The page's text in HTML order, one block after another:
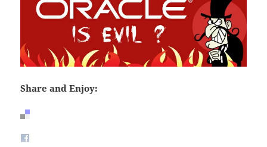
Share and Enjoy: